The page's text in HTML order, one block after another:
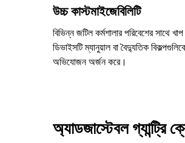
উচ্চ কাস্টমাইজেবিলিটি
বিভিন্ন জটিল কর্মশালার পরিবেশের
ডিভাইসটি ম্যানুয়াল বা বৈদ্যুতিক
অভিযোজন অর্জন করে।
অ্যাডজাস্টেবল গ্যান্ট্রি